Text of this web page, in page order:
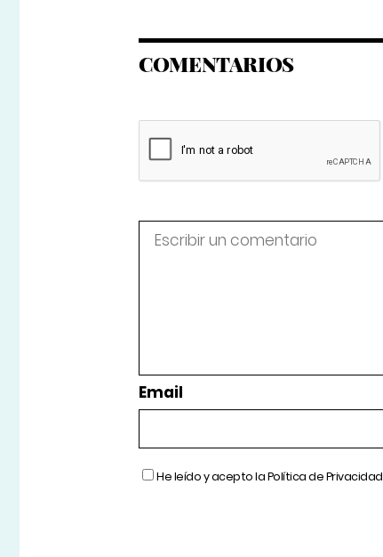
COMENTARIOS
Email
He leído y acepto laPolítica de Privacidad